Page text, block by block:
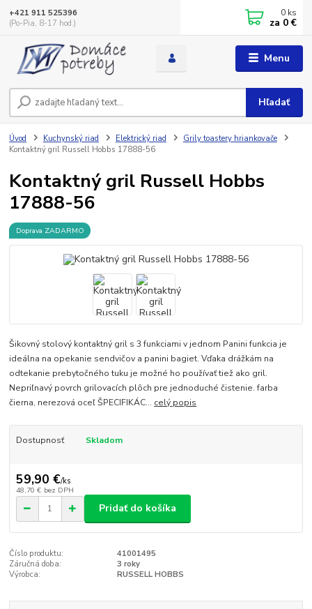
Menu
Hľadať
+421 911 525396
(Po-Pia, 8-17 hod.)
0 ks
za 0 €
Úvod Kuchynský riad Elektrický riad
Grily toastery hriankovače
Kontaktný gril Russell Hobbs 17888-56
Kontaktný gril Russell Hobbs
17888-56
Doprava ZADARMO
Šikovný stolový kontaktný gril s 3 funkciami v jednom Panini funkcia je
ideálna na opekanie sendvičov a panini bagiet. Vďaka drážkám na
odtekanie prebytočného tuku je možné ho používať tiež ako gril.
Nepriľnavý povrch grilovacích plôch pre jednoduché čistenie. farba
čierna, nerezová oceľ ŠPECIFIKÁC... celý popis
Dostupnosť Skladom
59,90 €/ks
48,70 € bez DPH
Pridať do košíka
Číslo produktu:
41001495
Záručná doba:
3 roky
Výrobca:
RUSSELL HOBBS